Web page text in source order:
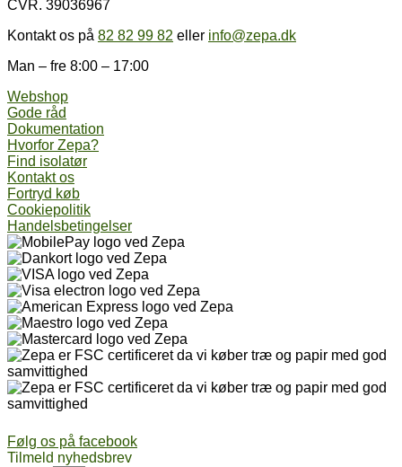
CVR. 39036967
Kontakt os på 82 82 99 82 eller info@zepa.dk
Man – fre 8:00 – 17:00
Webshop
Gode råd
Dokumentation
Hvorfor Zepa?
Find isolatør
Kontakt os
Fortryd køb
Cookiepolitik
Handelsbetingelser
Følg os på facebook
Tilmeld nyhedsbrev